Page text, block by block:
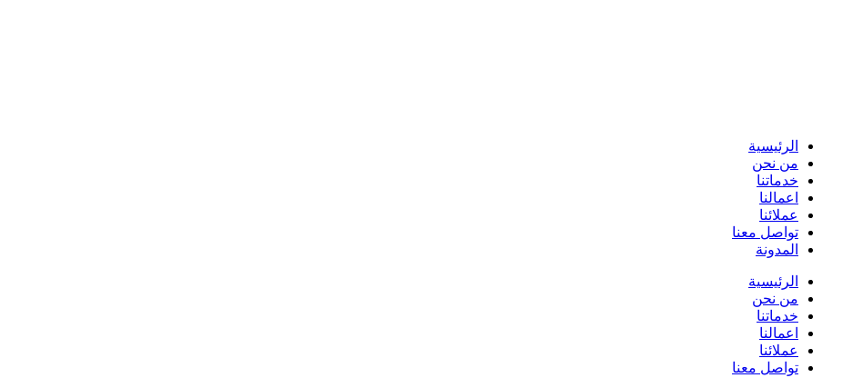
الرئيسية
من نحن
خدماتنا
اعمالنا
عملائنا
تواصل معنا
المدونة
الرئيسية
من نحن
خدماتنا
اعمالنا
عملائنا
تواصل معنا